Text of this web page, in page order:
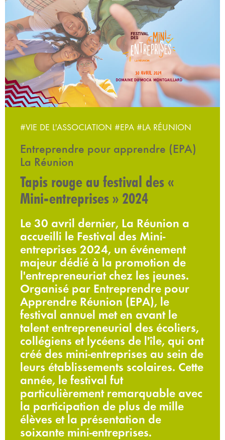
#VIE DE L'ASSOCIATION #EPA #LA RÉUNION
Entreprendre pour apprendre (EPA)
La Réunion
Tapis rouge au festival des «
Mini-entreprises » 2024
Le 30 avril dernier, La Réunion a
accueilli le Festival des Mini-
entreprises 2024, un événement
majeur dédié à la promotion de
l'entrepreneuriat chez les jeunes.
Organisé par Entreprendre pour
Apprendre Réunion (EPA), le
festival annuel met en avant le
talent entrepreneurial des écoliers,
collégiens et lycéens de l'île, qui ont
créé des mini-entreprises au sein de
leurs établissements scolaires. Cette
année, le festival fut
particulièrement remarquable avec
la participation de plus de mille
élèves et la présentation de
soixante mini-entreprises.